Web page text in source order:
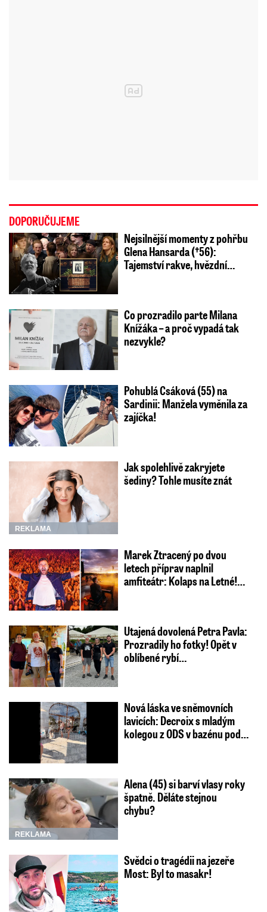
DOPORUČUJEME
Nejsilnější momenty z pohřbu
Glena Hansarda (†56):
Tajemství rakve, hvězdní…
Co prozradilo parte Milana
Knížáka – a proč vypadá tak
nezvykle?
Pohublá Csáková (55) na
Sardinii: Manžela vyměnila za
zajíčka!
REKLAMA
Jak spolehlivě zakryjete
šediny? Tohle musíte znát
Marek Ztracený po dvou
letech příprav naplnil
amfiteátr: Kolaps na Letné!…
Utajená dovolená Petra Pavla:
Prozradily ho fotky! Opět v
oblíbené rybí…
Nová láska ve sněmovních
lavicích: Decroix s mladým
kolegou z ODS v bazénu pod…
REKLAMA
Alena (45) si barví vlasy roky
špatně. Děláte stejnou
chybu?
Svědci o tragédii na jezeře
Most: Byl to masakr!